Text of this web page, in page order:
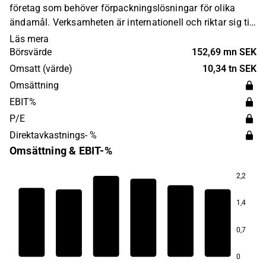
företag som behöver förpackningslösningar för olika
ändamål. Verksamheten är internationell och riktar sig till
företag och institutioner globalt. Bong grundades år 1737
och har sitt huvudkontor i Kristianstad.
Läs mera
Börsvärde
152,69 mn SEK
Omsatt (värde)
10,34 tn SEK
Omsättning
EBIT%
P/E
Direktavkastnings- %
Omsättning & EBIT-%
2,2
1,4
0,7
0